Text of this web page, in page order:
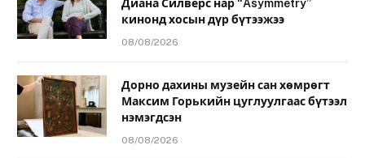
Диана Силверс нар “Asymmetry”
кинонд хосын дүр бүтээжээ
08/08/2026
Дорно дахины музейн сан хөмрөгт
Максим Горькийн цуглуулгаас бүтээл
нэмэгдсэн
08/08/2026